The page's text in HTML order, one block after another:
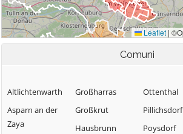
Comuni
Altlichtenwarth
Asparn an der
Zaya
Großharras
Großkrut
Hausbrunn
Ottenthal
Pillichsdorf
Poysdorf